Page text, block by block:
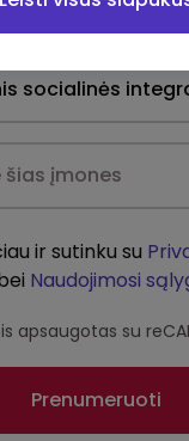
ir sutinku su
Naudojimosi
apsaugotas su
Prenumeruoti